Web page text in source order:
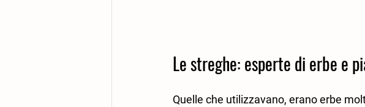
Le streghe: esperte di erbe e
Quelle che utilizzavano, erano erbe